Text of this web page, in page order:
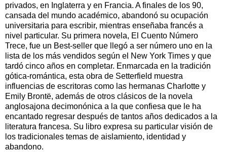
privados, en Inglaterra y en Francia. A finales de los 90,
cansada del mundo académico, abandonó su ocupación
universitaria para escribir, mientras enseñaba francés a
nivel particular. Su primera novela, El Cuento Número
Trece, fue un Best-seller que llegó a ser número uno en la
lista de los más vendidos según el New York Times y que
tardó cinco años en completar. Enmarcada en la tradición
gótica-romántica, esta obra de Setterfield muestra
influencias de escritoras como las hermanas Charlotte y
Emily Brontë, además de otros clásicos de la novela
anglosajona decimonónica a la que confiesa que le ha
encantado regresar después de tantos años dedicados a la
literatura francesa. Su libro expresa su particular visión de
los tradicionales temas de aislamiento, identidad y
abandono.